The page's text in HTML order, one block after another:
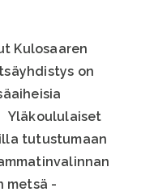
Kulosaaren
on
Yläkoululaiset
tutustumaan
metsä -